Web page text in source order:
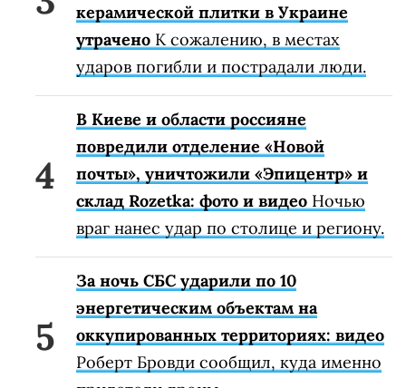
керамической плитки в Украине
утрачено К сожалению, в местах
ударов погибли и пострадали люди.
В Киеве и области россияне
повредили отделение «Новой
почты», уничтожили «Эпицентр» и
склад Rozetka: фото и видео Ночью
враг нанес удар по столице и региону.
За ночь СБС ударили по 10
энергетическим объектам на
оккупированных территориях: видео
Роберт Бровди сообщил, куда именно